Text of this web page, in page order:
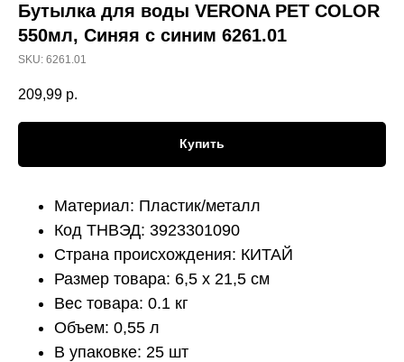
Бутылка для воды VERONA PET COLOR
550мл, Синяя с синим 6261.01
SKU: 6261.01
209,99 р.
Купить
Материал: Пластик/металл
Код ТНВЭД: 3923301090
Страна происхождения: КИТАЙ
Размер товара: 6,5 x 21,5 см
Вес товара: 0.1 кг
Объем: 0,55 л
В упаковке: 25 шт